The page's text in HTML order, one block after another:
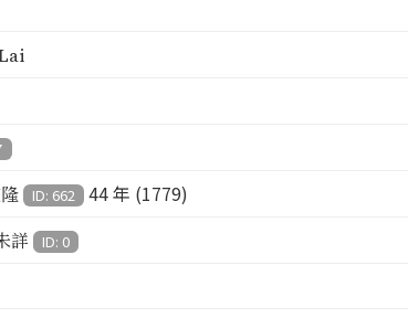
ID: 662
44 年 (1779)
詳 ID: 0